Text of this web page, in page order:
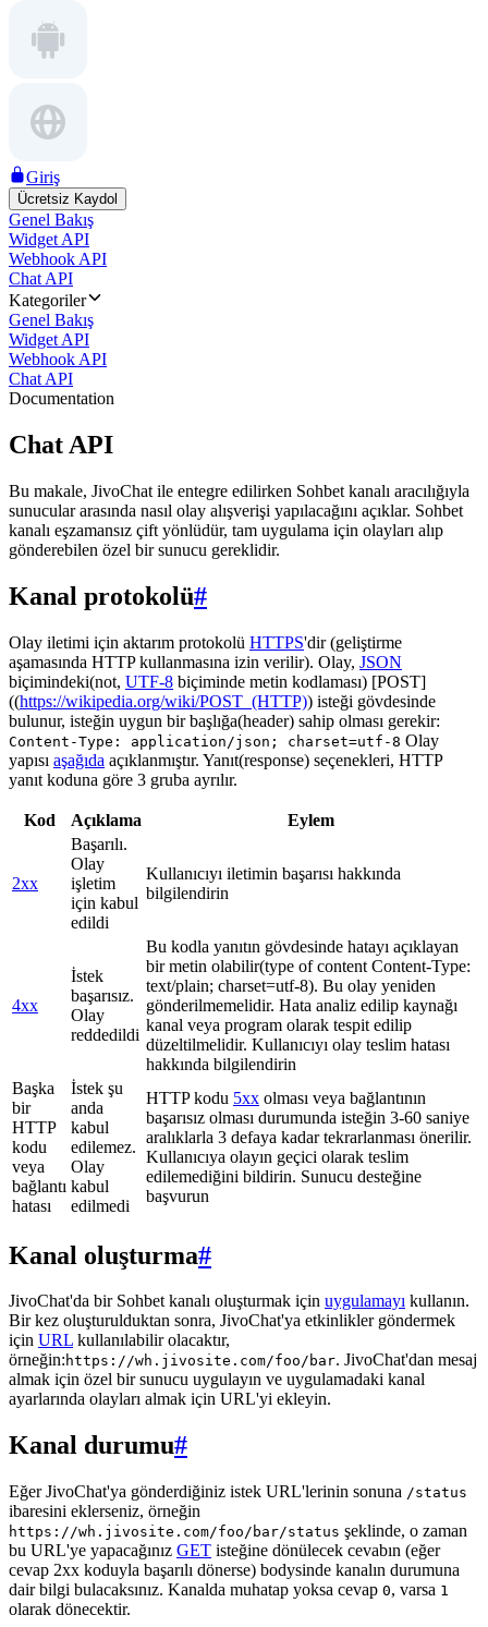
Giriş
Ücretsiz Kaydol
Genel Bakış
Widget API
Webhook API
Chat API
Kategoriler
Genel Bakış
Widget API
Webhook API
Chat API
Documentation
Chat API
Bu makale, JivoChat ile entegre edilirken Sohbet kanalı aracılığıyla
sunucular arasında nasıl olay alışverişi yapılacağını açıklar. Sohbet
kanalı eşzamansız çift yönlüdür, tam uygulama için olayları alıp
gönderebilen özel bir sunucu gereklidir.
Kanal protokolü#
Olay iletimi için aktarım protokolü HTTPS'dir (geliştirme
aşamasında HTTP kullanmasına izin verilir). Olay, JSON
biçimindeki(not, UTF-8 biçiminde metin kodlaması) [POST]
((https://wikipedia.org/wiki/POST_(HTTP)) isteği gövdesinde
bulunur, isteğin uygun bir başlığa(header) sahip olması gerekir:
Content-Type: application/json; charset=utf-8 Olay
yapısı aşağıda açıklanmıştır. Yanıt(response) seçenekleri, HTTP
yanıt koduna göre 3 gruba ayrılır.
Kod Açıklama Eylem
2xx
Başarılı.
Olay
işletim
için kabul
edildi
Kullanıcıyı iletimin başarısı hakkında
bilgilendirin
4xx
İstek
başarısız.
Olay
reddedildi
Bu kodla yanıtın gövdesinde hatayı açıklayan
bir metin olabilir(type of content Content-Type:
text/plain; charset=utf-8). Bu olay yeniden
gönderilmemelidir. Hata analiz edilip kaynağı
kanal veya program olarak tespit edilip
düzeltilmelidir. Kullanıcıyı olay teslim hatası
hakkında bilgilendirin
Başka
bir
HTTP
kodu
veya
bağlantı
hatası
İstek şu
anda
kabul
edilemez.
Olay
kabul
edilmedi
HTTP kodu 5xx olması veya bağlantının
başarısız olması durumunda isteğin 3-60 saniye
aralıklarla 3 defaya kadar tekrarlanması önerilir.
Kullanıcıya olayın geçici olarak teslim
edilemediğini bildirin. Sunucu desteğine
başvurun
Kanal oluşturma#
JivoChat'da bir Sohbet kanalı oluşturmak için uygulamayı kullanın.
Bir kez oluşturulduktan sonra, JivoChat'ya etkinlikler göndermek
için URL kullanılabilir olacaktır,
örneğin: https://wh.jivosite.com/foo/bar. JivoChat'dan mesaj
almak için özel bir sunucu uygulayın ve uygulamadaki kanal
ayarlarında olayları almak için URL'yi ekleyin.
Kanal durumu#
Eğer JivoChat'ya gönderdiğiniz istek URL'lerinin sonuna /status
ibaresini eklerseniz, örneğin
https://wh.jivosite.com/foo/bar/status şeklinde, o zaman
bu URL'ye yapacağınız GET isteğine dönülecek cevabın (eğer
cevap 2xx koduyla başarılı dönerse) bodysinde kanalın durumuna
dair bilgi bulacaksınız. Kanalda muhatap yoksa cevap 0, varsa 1
olarak dönecektir.